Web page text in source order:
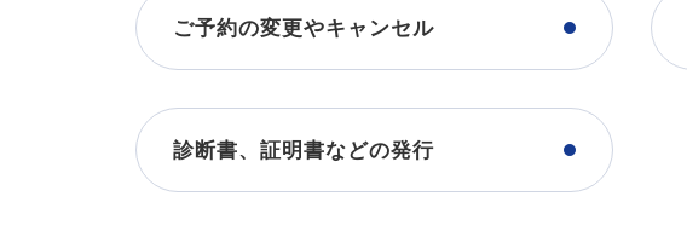
ご予約の変更やキャンセル
診断書、証明書などの発行